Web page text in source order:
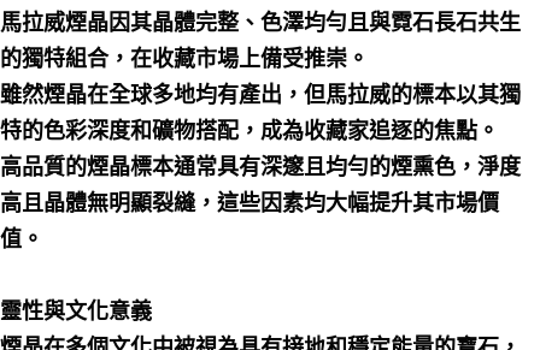
馬拉威煙晶因其晶體完整、色澤均勻且與霓石長石共生
的獨特組合，在收藏市場上備受推崇。
雖然煙晶在全球多地均有產出，但馬拉威的標本以其獨
特的色彩深度和礦物搭配，成為收藏家追逐的焦點。
高品質的煙晶標本通常具有深邃且均勻的煙熏色，淨度
高且晶體無明顯裂縫，這些因素均大幅提升其市場價
值。
靈性與文化意義